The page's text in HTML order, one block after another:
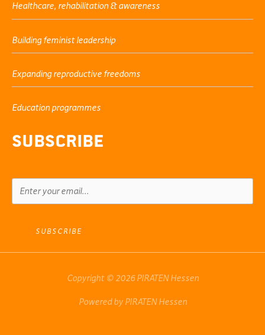
Healthcare, rehabilitation & awareness
Building feminist leadership
Expanding reproductive freedoms
Education programmes
Subscribe
SUBSCRIBE
Copyright © 2026 PIRATEN Hessen
Powered by PIRATEN Hessen